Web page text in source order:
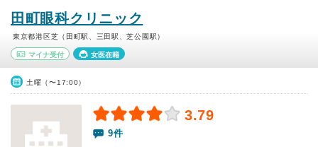
田町眼科クリニック
東京都港区芝（田町駅、三田駅、芝公園駅）
マイナ受付 女医在籍
土曜（〜17:00）
3.79
9件